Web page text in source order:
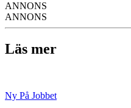
ANNONS
ANNONS
Läs mer
Ny På Jobbet